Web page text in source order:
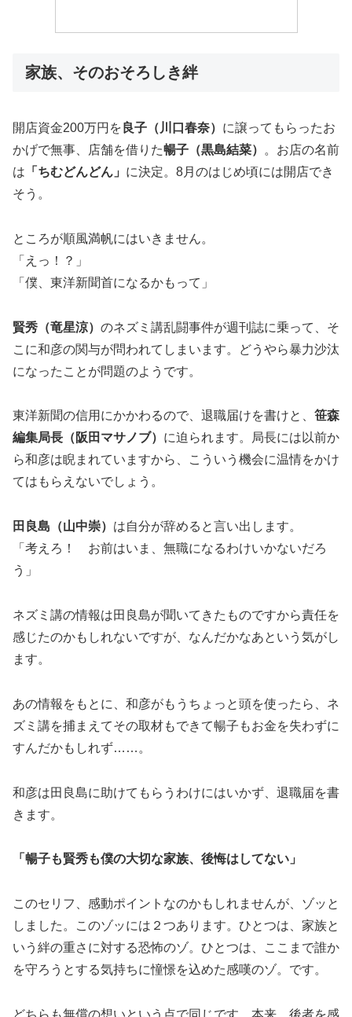
家族、そのおそろしき絆
開店資金200万円を 良子（川口春奈） に譲ってもらったお
かげで無事、店舗を借りた暢子（黒島結菜）
。お店の名前
は 「ちむどんどん」 に決定。8月のはじめ頃には開店でき
そう。
ところが順風満帆にはいきません。
「えっ！？」
「僕、東洋新聞首になるかもって」
賢秀（竜星涼） のネズミ講乱闘事件が週刊誌に乗って、そ
こに和彦の関与が問われてしまいます。どうやら暴力沙汰
になったことが問題のようです。
東洋新聞の信用にかかわるので、退職届けを書けと、 笹森
編集局長（阪田マサノブ） に迫られます。局長には以前か
ら和彦は睨まれていますから、こういう機会に温情をかけ
てはもらえないでしょう。
田良島（山中崇） は自分が辞めると言い出します。
「考えろ！ お前はいま、無職になるわけいかないだろ
う」
ネズミ講の情報は田良島が聞いてきたものですから責任を
感じたのかもしれないですが、なんだかなあという気がし
ます。
あの情報をもとに、和彦がもうちょっと頭を使ったら、ネ
ズミ講を捕まえてその取材もできて暢子もお金を失わずに
すんだかもしれず……。
和彦は田良島に助けてもらうわけにはいかず、退職届を書
きます。
「暢子も賢秀も僕の大切な家族、後悔はしてない」
このセリフ、感動ポイントなのかもしれませんが、ゾッと
しました。このゾッには２つあります。ひとつは、家族と
いう絆の重さに対する恐怖のゾ。ひとつは、ここまで誰か
を守ろうとする気持ちに憧憬を込めた感嘆のゾ。です。
どちらも無償の想いという点で同じです。本来、後者を感